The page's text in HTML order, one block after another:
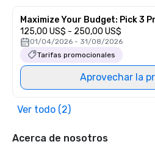
Maximize Your Budget: Pick 3
125,00 US$ - 250,00 US$
01/04/2026 - 31/08/2026
Tarifas promocionales
Aprovechar la
Ver todo (2)
Acerca de nosotros